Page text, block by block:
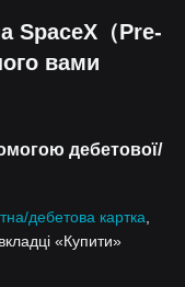
SpaceX（Pre-
вами
дебетової/
дебетова картка
«Купити»